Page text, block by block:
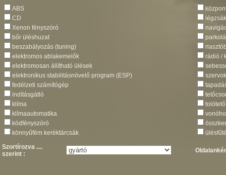
ABS
CD
Xenon fényszóró
bőr üléshuzat
beszabályozás (tuning)
elektromos ablakemelők
elektromosan állítható ülések
elektronikus stabilitásnövelő program (ESP)
fedélzeti számítógép
indításgátló
klíma
klímaautomatika
ködfényszóró
könnyűfém keréktárcsák
rádió /
tolótető
Szortírozva ....
szerint :